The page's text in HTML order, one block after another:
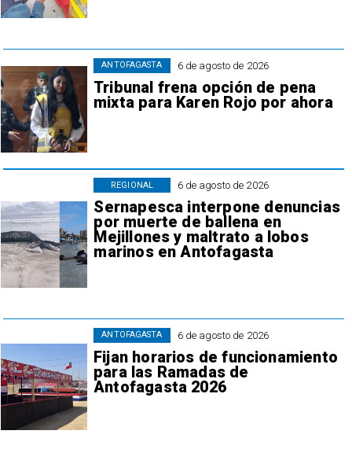
6 de agosto de 2026
Tribunal frena opción de pena
mixta para Karen Rojo por ahora
ANTOFAGASTA
6 de agosto de 2026
Sernapesca interpone denuncias
por muerte de ballena en
Mejillones y maltrato a lobos
marinos en Antofagasta
REGIONAL
6 de agosto de 2026
Fijan horarios de funcionamiento
para las Ramadas de
Antofagasta 2026
ANTOFAGASTA